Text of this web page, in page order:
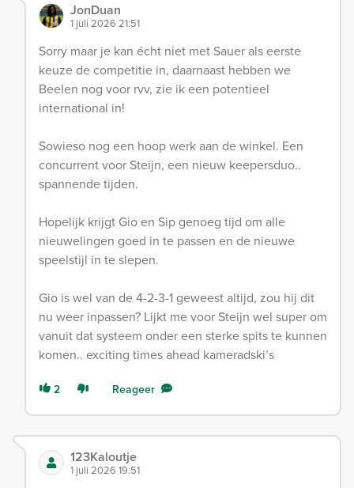
JonDuan
1 juli 2026 21:51
Sorry maar je kan écht niet met Sauer als eerste
keuze de competitie in, daarnaast hebben we
Beelen nog voor rvv, zie ik een potentieel
international in!
Sowieso nog een hoop werk aan de winkel. Een
concurrent voor Steijn, een nieuw keepersduo..
spannende tijden.
Hopelijk krijgt Gio en Sip genoeg tijd om alle
nieuwelingen goed in te passen en de nieuwe
speelstijl in te slepen.
Gio is wel van de 4-2-3-1 geweest altijd, zou hij dit
nu weer inpassen? Lijkt me voor Steijn wel super om
vanuit dat systeem onder een sterke spits te kunnen
komen.. exciting times ahead kameradski’s
2 Reageer
123Kaloutje
1 juli 2026 19:51